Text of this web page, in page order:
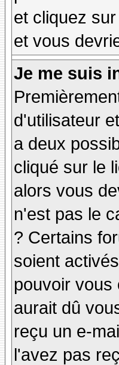
et cliquez sur
et vous
Je me suis
d'utilisateur
a deux
cliqué sur le
alors vous
n'est pas le
? Certains
soient
pouvoir vous
aurait dû
reçu un e-
l'avez pas